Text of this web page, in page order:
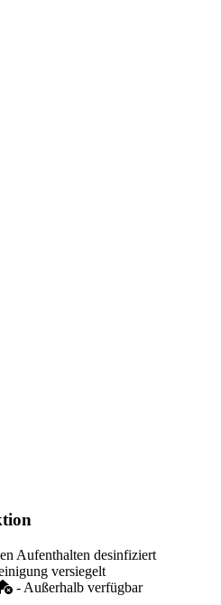
Aufenthalten desinfiziert
versiegelt
- Außerhalb verfügbar